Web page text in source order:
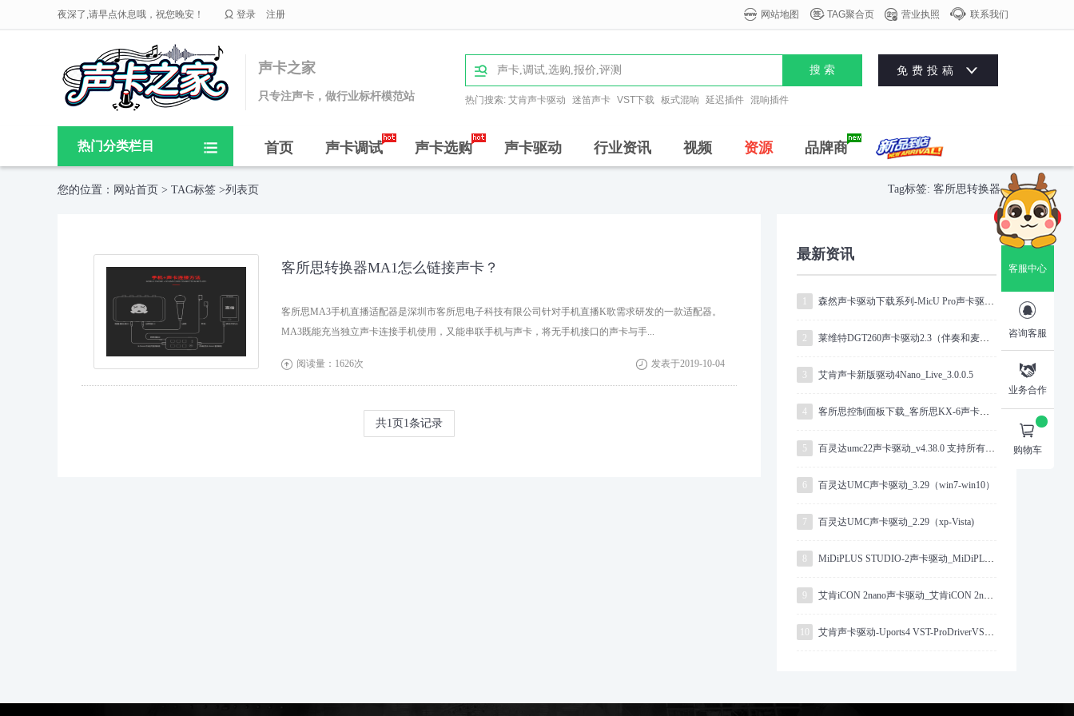
夜深了,请早点休息哦，祝您晚安！  登录 注册  网站地图  TAG聚合页  营业执照  联系我们
声卡之家
只专注声卡，做行业标杆模范站
 搜 索 免费投稿 
热门搜索: 艾肯声卡驱动 迷笛声卡 VST下载 板式混响 延迟插件 混响插件
热门分类栏目  首页 声卡调试 声卡选购 声卡驱动 行业资讯 视频 资源 品牌商
您的位置： 网站首页 > TAG标签 >列表页 Tag标签: 客所思转换器
客所思转换器MA1怎么链接声卡？
客所思MA3手机直播适配器是深圳市客所思电子科技有限公司针对手机直播K歌需求研发的一款适配器。
MA3既能充当独立声卡连接手机使用，又能串联手机与声卡，将无手机接口的声卡与手...
 阅读量：1626次  发表于2019-10-04
共1 页1 条记录
最新资讯
森然声卡驱动下载系列-MicU Pro声卡驱动V1.0.9
2 莱维特DGT260声卡驱动2.3（伴奏和麦克风）同时入机架
3 艾肯声卡新版驱动4Nano_Live_3.0.0.5
4 客所思控制面板下载_客所思KX-6声卡驱动
5 百灵达umc22声卡驱动_v4.38.0 支持所有系统
6 百灵达UMC声卡驱动_3.29（win7-win10）
7 百灵达UMC声卡驱动_2.29（xp-Vista)
MiDiPLUS STUDIO-2声卡驱动_MiDiPLUS驱动下载
9 艾肯iCON 2nano声卡驱动_艾肯iCON 2nano驱动
艾肯声卡驱动-Uports4 VST-ProDriverVST-64bit-2.0.23
客服中心

咨询客服

业务合作

购物车